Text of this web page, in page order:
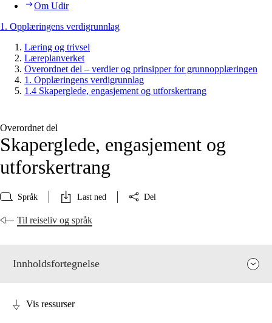
Om Udir
1. Opplæringens verdigrunnlag
Læring og trivsel
Læreplanverket
Overordnet del – verdier og prinsipper for grunnopplæringen
1. Opplæringens verdigrunnlag
1.4 Skaperglede, engasjement og utforskertrang
Overordnet del
Skaperglede, engasjement og
utforskertrang
Språk Last ned Del
Til reiseliv og språk
Innholdsfortegnelse
Vis ressurser